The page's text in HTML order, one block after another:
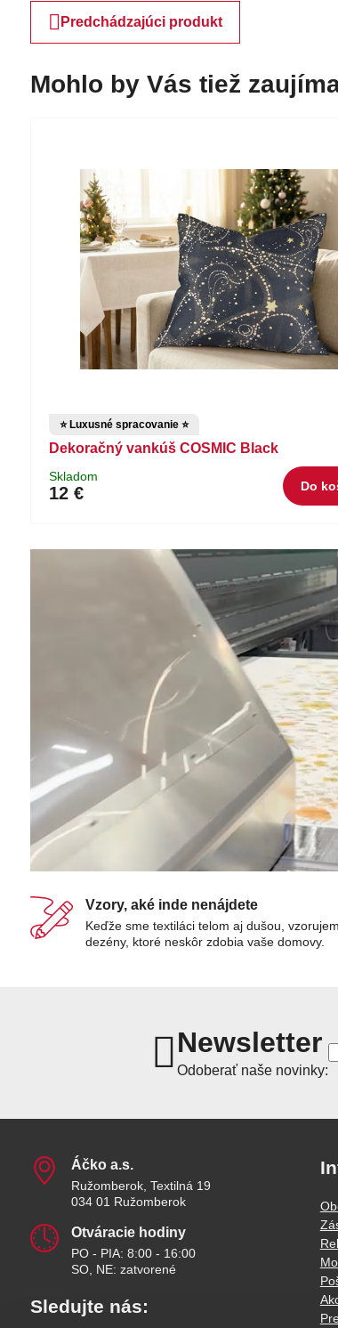
Predchádzajúci produkt
Mohlo by Vás tiež
⭐ Luxusné spracovanie ⭐
Dekoračný vankúš COSMIC Black
Skladom
12 € Do
Vzory, aké inde nenájdete
Keďže sme textiláci telom aj dušou,
dezény, ktoré neskôr zdobia vaše domovy.
Newsletter
Odoberať naše novinky:
Áčko a​.s​.
Ružomberok, Textilná 19
034 01 Ružomberok
Otváracie hodiny
PO - PIA: 8:00 - 16:00
SO, NE: zatvorené
Sledujte nás: